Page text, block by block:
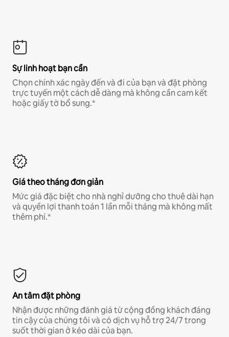
Sự linh hoạt bạn cần
Chọn chính xác ngày đến và đi của bạn và đặt phòng
trực tuyến một cách dễ dàng mà không cần cam kết
hoặc giấy tờ bổ sung.*
Giá theo tháng đơn giản
Mức giá đặc biệt cho nhà nghỉ dưỡng cho thuê dài hạn
và quyền lợi thanh toán 1 lần mỗi tháng mà không mất
thêm phí.*
An tâm đặt phòng
Nhận được những đánh giá từ cộng đồng khách đáng
tin cậy của chúng tôi và có dịch vụ hỗ trợ 24/7 trong
suốt thời gian ở kéo dài của bạn.